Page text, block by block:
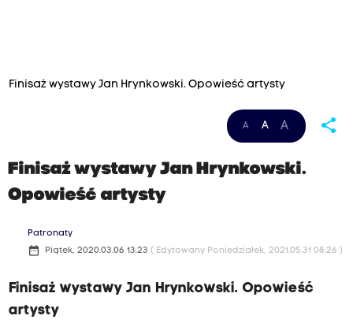
Finisaż wystawy Jan Hrynkowski. Opowieść artysty
A A A share
Finisaż wystawy Jan Hrynkowski.
Opowieść artysty
Patronaty
date_range Piątek, 2020.03.06 13:23 ( Edytowany Poniedziałek, 2021.05.31 08:26 )
Finisaż wystawy Jan Hrynkowski. Opowieść
artysty